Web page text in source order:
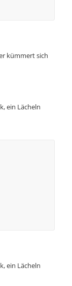
kümmert sich
ein Lächeln
ein Lächeln